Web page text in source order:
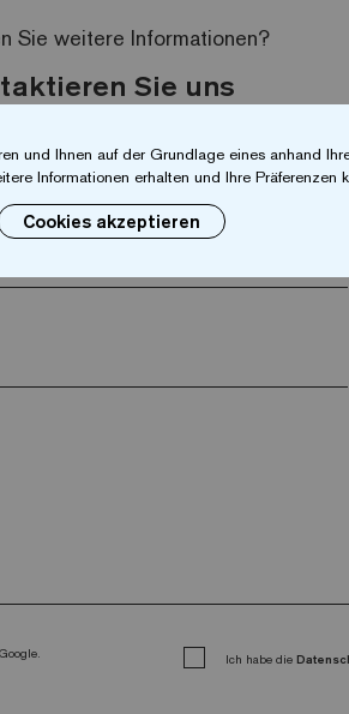
Sie weitere Informationen?
Sie uns
Ich habe die
und Ihnen auf der Grundlage eines anhand
Informationen erhalten und Ihre Präferenzen
Cookies akzeptieren